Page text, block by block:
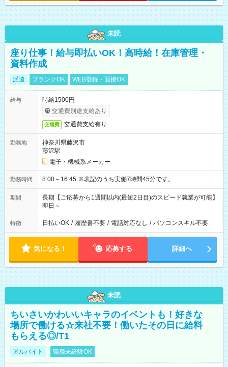
未読
座り仕事！給与即払いOK！高時給！在庫管理・
資料作成
派遣 ブランクOK WEB登録・面接OK
給与
時給1500円
交通費別途支給あり
交通費 交通費支給有り
勤務地
神奈川県藤沢市
藤沢駅
電子・機械系メーカー
勤務時間 8:00～16:45 ※表記のうち実働7時間45分です。
期間
長期【ご応募から1週間以内(最短2日目)のスピード就業が可能】
即日～
特徴 日払いOK / 履歴書不要 / 電話対応なし / パソコンスキル不要
気になる！ 応募する 詳細へ
未読
ちいさいかわいいキャラのイベントも！好きな
場所で働ける☆来社不要！働いたその日に給料
もらえる◎/T1
アルバイト 職種未経験OK